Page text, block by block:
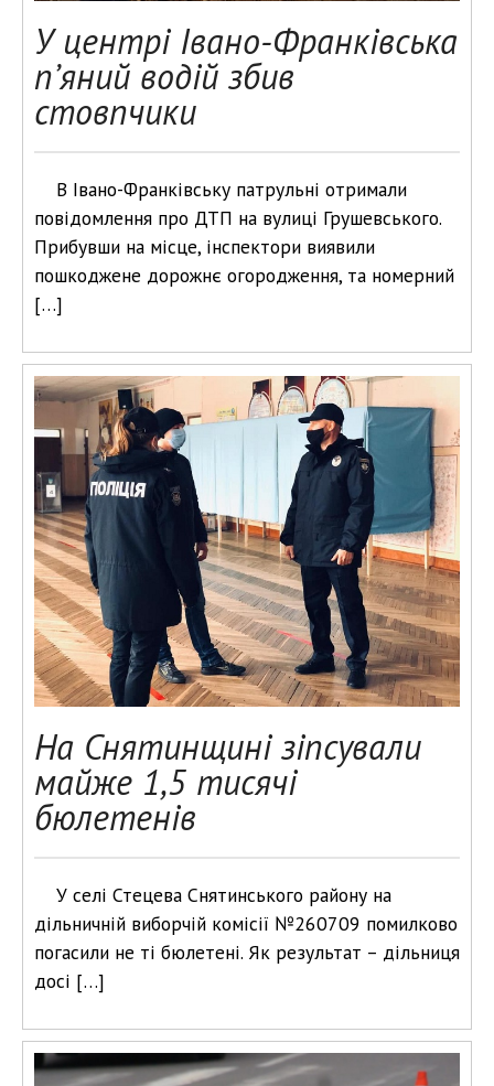
У центрі Івано-Франківська
п’яний водій збив
стовпчики
В Івано-Франківську патрульні отримали
повідомлення про ДТП на вулиці Грушевського.
Прибувши на місце, інспектори виявили
пошкоджене дорожнє огородження, та номерний
[…]
На Снятинщині зіпсували
майже 1,5 тисячі
бюлетенів
У селі Стецева Снятинського району на
дільничній виборчій комісії №260709 помилково
погасили не ті бюлетені. Як результат – дільниця
досі […]